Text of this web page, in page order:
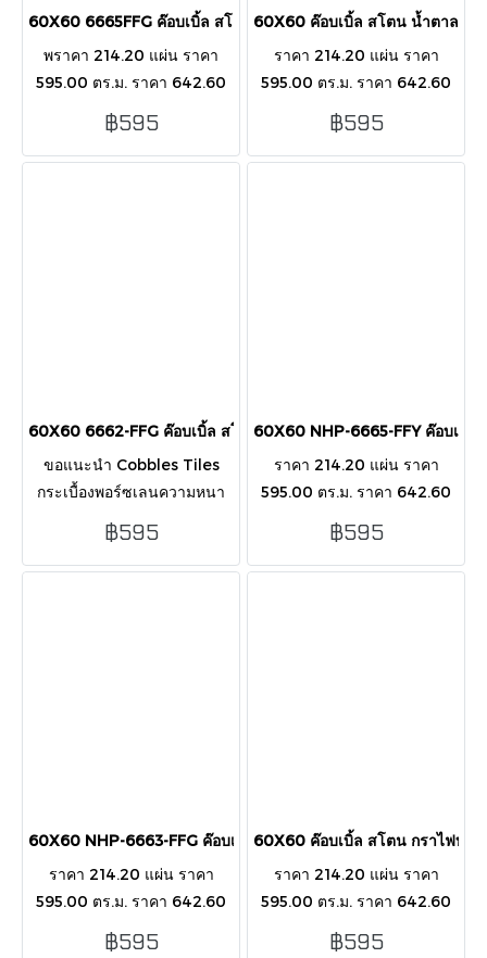
60X60 6665FFG ค๊อบเบิ้ล สโตน น้ำตาล R11
พราคา 214.20 แผ่น ราคา
595.00 ตร.ม. ราคา 642.60
กล่อง 60X60X1.2CM : 3
PCS/BOX/1.08 SQ.M.
฿595
60X60 ค๊อบเบิ้ล สโตน น้ำตาล
ราคา 214.20 แผ่น ราคา
595.00 ตร.ม. ราคา 642.60
กล่อง 60X60X1.2CM : 3
PCS/BOX/1.08 SQ.M.
฿595
60X60 6662-FFG ค๊อบเบิ้ล สโตน ครีม R11
ขอแนะนำ Cobbles Tiles
กระเบื้องพอร์ซเลนความหนา
พิเศษ 12 มม. ที่ออกแบบมาเพื่อ
ความทนทานและสวยงามอย่าง
โดดเด่น ทั้งงานภายในและ
฿595
60X60 NHP-6665-FFY ค๊อบเบิ้ล
ราคา 214.20 แผ่น ราคา
595.00 ตร.ม. ราคา 642.60
กล่อง 60X60X1.2CM : 3
PCS/BOX/1.08 SQ.M.
฿595
60X60 NHP-6663-FFG ค๊อบเบิ้ล สโตน เทา MATT
ราคา 214.20 แผ่น ราคา
595.00 ตร.ม. ราคา 642.60
กล่อง 60X60X1.2CM : 3
฿595
60X60 ค๊อบเบิ้ล สโตน กราไฟท์
ราคา 214.20 แผ่น ราคา
595.00 ตร.ม. ราคา 642.60
กล่อง 60X60X1.2CM : 3
฿595